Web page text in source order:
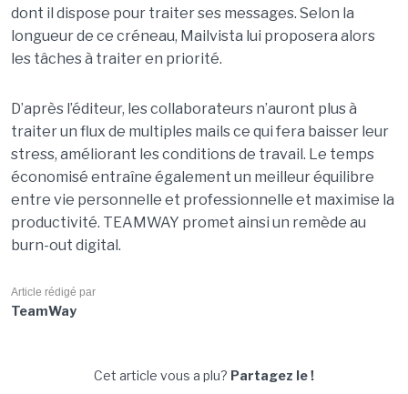
dont il dispose pour traiter ses messages. Selon la
longueur de ce créneau, Mailvista lui proposera alors
les tâches à traiter en priorité.
D’après l’éditeur, les collaborateurs n’auront plus à
traiter un flux de multiples mails ce qui fera baisser leur
stress, améliorant les conditions de travail. Le temps
économisé entraîne également un meilleur équilibre
entre vie personnelle et professionnelle et maximise la
productivité. TEAMWAY promet ainsi un remède au
burn-out digital.
Article rédigé par
TeamWay
Cet article vous a plu? Partagez le !